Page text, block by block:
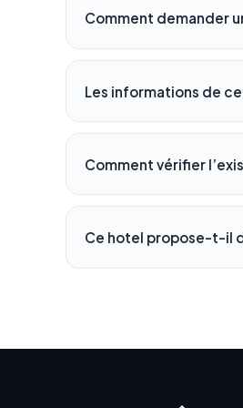
Comment demander
Les informations de
Comment vérifier
Ce hotel propose-t-il